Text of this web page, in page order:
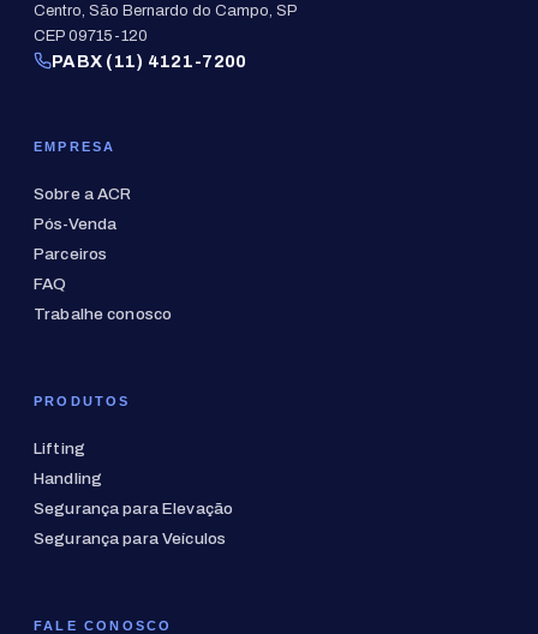
Centro, São Bernardo do Campo, SP
CEP 09715-120
PABX (11) 4121-7200
EMPRESA
Sobre a ACR
Pós-Venda
Parceiros
FAQ
Trabalhe conosco
PRODUTOS
Lifting
Handling
Segurança para Elevação
Segurança para Veículos
FALE CONOSCO